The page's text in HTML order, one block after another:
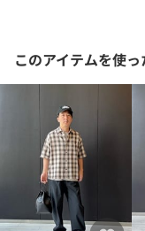
た。
フットボール、ランニ
ゴルフ、モータース
ダクトとライフスタイ
著名なデザイナーや
ポーツの魅力をファ
ます。
【注意事項】
このアイテムを使